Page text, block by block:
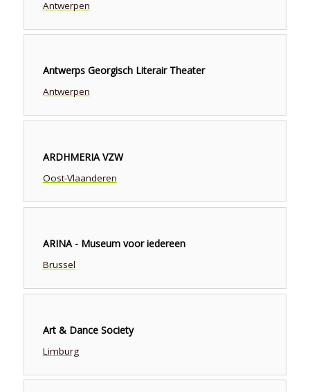
Antwerpen
Antwerps Georgisch Literair Theater
Antwerpen
ARDHMERIA VZW
Oost-Vlaanderen
ARINA - Museum voor iedereen
Brussel
Art & Dance Society
Limburg